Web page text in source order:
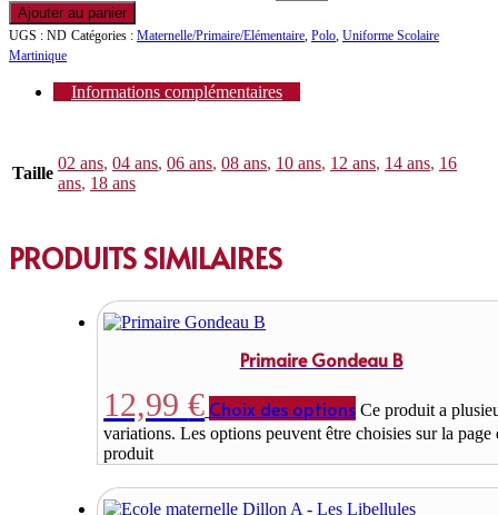
Ajouter au panier
UGS : ND Catégories : Maternelle/Primaire/Elémentaire, Polo, Uniforme Scolaire
Martinique
Informations complémentaires
Taille
02 ans, 04 ans, 06 ans, 08 ans, 10 ans, 12 ans, 14 ans, 16
ans, 18 ans
PRODUITS SIMILAIRES
Primaire Gondeau B
12,99€ Choix des options Ce produit a
variations. Les options peuvent être choisies sur la page
produit